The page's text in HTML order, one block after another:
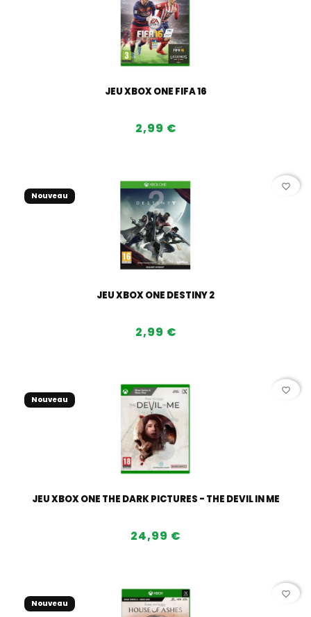
JEU XBOX ONE FIFA 16
2,99 €
Nouveau
JEU XBOX ONE DESTINY 2
2,99 €
favorite_border
Nouveau
JEU XBOX ONE THE DARK PICTURES - THE DEVIL IN ME
24,99 €
favorite_border
Nouveau
favorite_border